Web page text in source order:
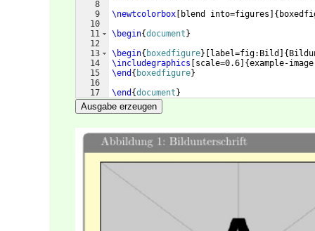
8
9
10
11
12
13
14
15
16
17
\newtcolorbox
blend into=figures {
\begin{document }
\begin{ boxedfigure} label=fig:Bild {
\includegraphics
scale=0.6 {example-
\end { boxedfigure}
\end {document }
Ausgabe erzeugen